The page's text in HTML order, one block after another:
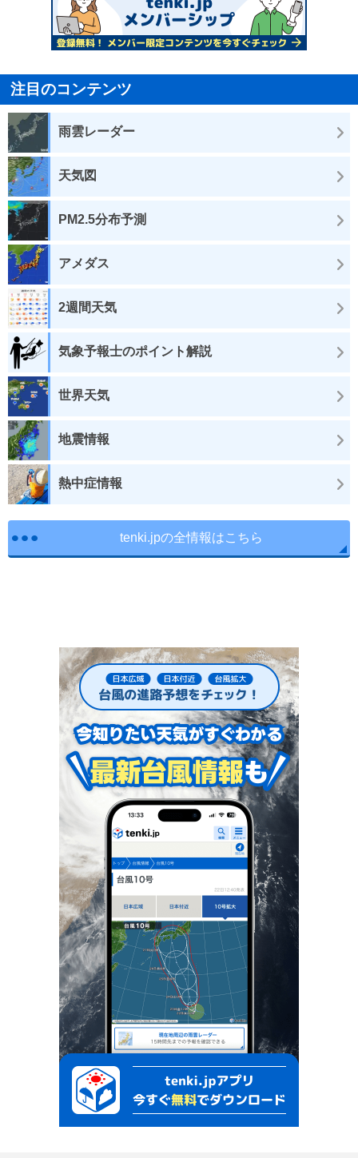
注目のコンテンツ
雨雲レーダー
天気図
PM2.5分布予測
アメダス
2週間天気
気象予報士のポイント解説
世界天気
地震情報
熱中症情報
tenki.jpの全情報はこちら